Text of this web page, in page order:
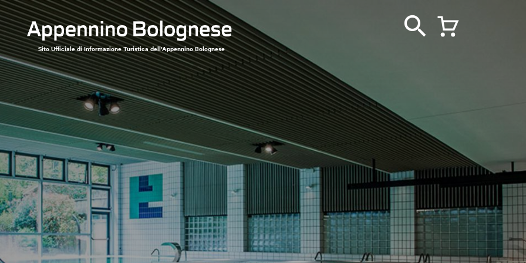
Sito Ufficiale di Informazione Turistica dell'Appennino Bolognese